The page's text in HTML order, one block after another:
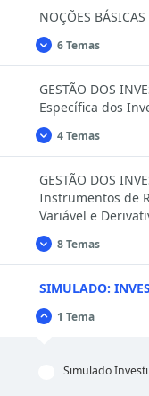
NOÇÕES
Expandir
NOÇÕES
BÁSICAS
ECONOMIA
6 Temas
GESTÃO DOS
Específica dos
Expandir
GESTÃO
DOS
Legislação
Específica
dos
Investimentos
dos
RPPS
4 Temas
GESTÃO DOS
Instrumentos de
Variável e
Expandir
GESTÃO
DOS
–
de
Variável
8 Temas
SIMULADO:
Fechar
SIMULADO:
1 Tema
Simulado